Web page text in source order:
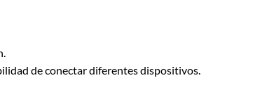
de conectar diferentes dispositivos.